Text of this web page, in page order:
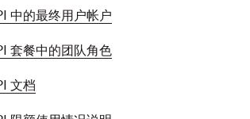
中的最终用户帐户
套餐中的团队角色
文档